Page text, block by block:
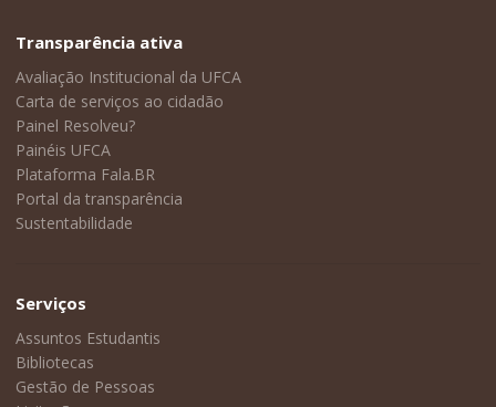
Transparência ativa
Avaliação Institucional da UFCA
Carta de serviços ao cidadão
Painel Resolveu?
Painéis UFCA
Plataforma Fala.BR
Portal da transparência
Sustentabilidade
Serviços
Assuntos Estudantis
Bibliotecas
Gestão de Pessoas